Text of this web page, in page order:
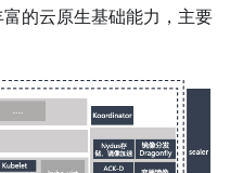
的云原生基础能力，主要